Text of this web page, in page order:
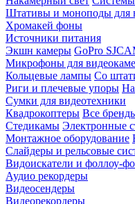
Штативы и моноподы для
Хромакей фоны
Источники питания
Экшн камеры GoPro
Микрофоны для
Кольцевые лампы Со
Риги и плечевые упоры
Сумки для видеотехники
Квадрокоптеры Все
Стедикамы Электронные
Монтажное оборудование
Слайдеры и рельсовые
Видоискатели и фоллоу-
Аудио рекордеры
Видеосендеры
Видеорекордеры